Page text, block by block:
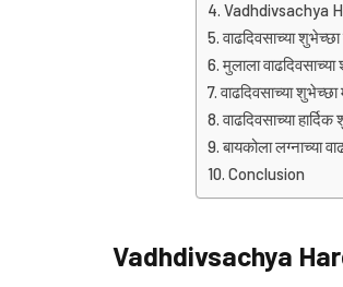
Vadhdivsachya
वाढदिवसाच्या
मुलाला
वाढदिवसाच्या
वाढदिवसाच्या
बायकोला लग्नाच्या
Conclusion
Vadhdivsachya